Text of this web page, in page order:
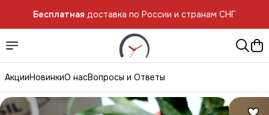
Бесплатная доставка по России и странам СНГ
АкцииНовинкиО насВопросы и Ответы